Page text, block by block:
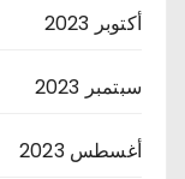
أكتوبر 2023
سبتمبر 2023
أغسطس 2023